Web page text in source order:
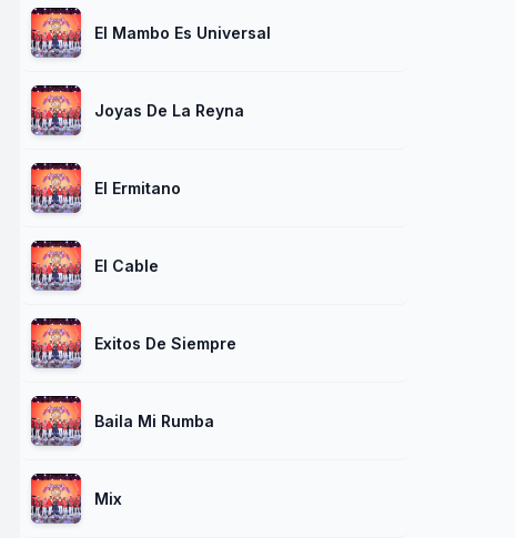
El Mambo Es Universal
Joyas De La Reyna
El Ermitano
El Cable
Exitos De Siempre
Baila Mi Rumba
Mix